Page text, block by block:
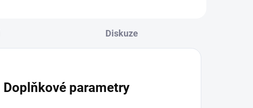
Diskuze
Doplňkové parametry